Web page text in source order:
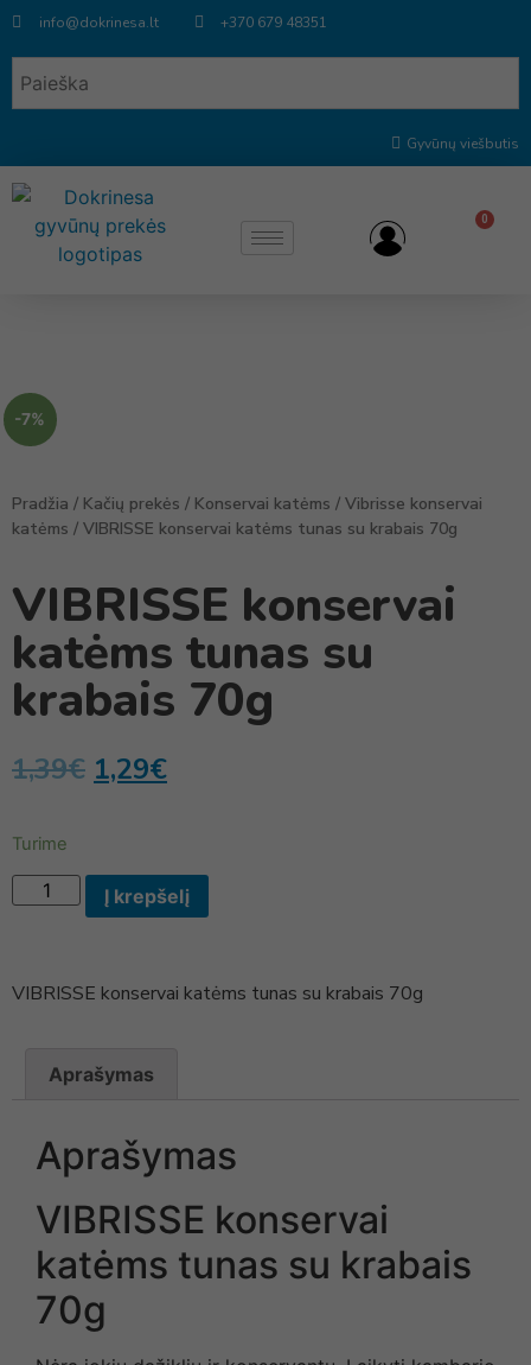
info@dokrinesa.lt +370 679 48351
Gyvūnų viešbutis
0
-7%
Pradžia / Kačių prekės / Konservai katėms / Vibrisse konservai
katėms / VIBRISSE konservai katėms tunas su krabais 70g
VIBRISSE konservai
katėms tunas su
krabais 70g
1,39€ 1,29€
Turime
Į krepšelį
VIBRISSE konservai katėms tunas su krabais 70g
Aprašymas
Aprašymas
VIBRISSE konservai
katėms tunas su krabais
70g